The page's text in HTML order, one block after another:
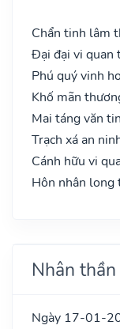
Chẩn tinh lâm
Đại đại vi quan
Phú quý vinh
Khố mãn
Mai táng văn
Trạch xá an
Cánh hữu vi
Hôn nhân long
Nhân
Ngày 17-01-